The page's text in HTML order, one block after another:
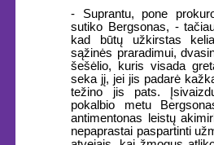
- Suprantu, pone
sutiko Bergsonas, -
kad būtų užkirstas
sąžinės praradimui,
šešėlio, kuris visada
seka jį, jei jis padarė
težino jis pats.
pokalbio metu
antimentonas leistų
nepaprastai paspartinti